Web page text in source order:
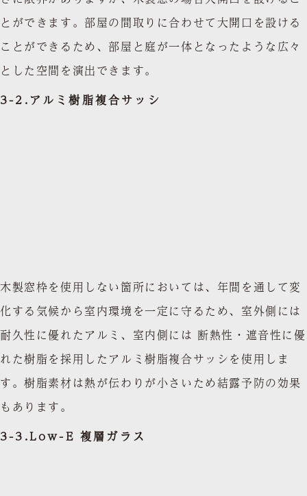
とができます。部屋の間取りに合わせて大開口を設ける
ことができるため、部屋と庭が一体となったような広々
とした空間を演出できます。
3-2.アルミ樹脂複合サッシ
木製窓枠を使用しない箇所においては、年間を通して変
化する気候から室内環境を一定に守るため、室外側には
耐久性に優れたアルミ、室内側には 断熱性・遮音性に優
れた樹脂を採用したアルミ樹脂複合サッシを使用しま
す。樹脂素材は熱が伝わりが小さいため結露予防の効果
もあります。
3-3.Low-E 複層ガラス